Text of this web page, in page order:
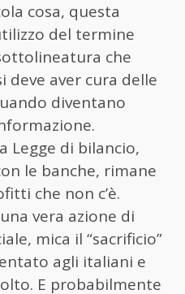
cosa, questa
del termine
che
deve aver cura delle
diventano
Legge di bilancio,
le banche, rimane
che non c’è.
vera azione di
mica il “sacrificio”
agli italiani e
E probabilmente